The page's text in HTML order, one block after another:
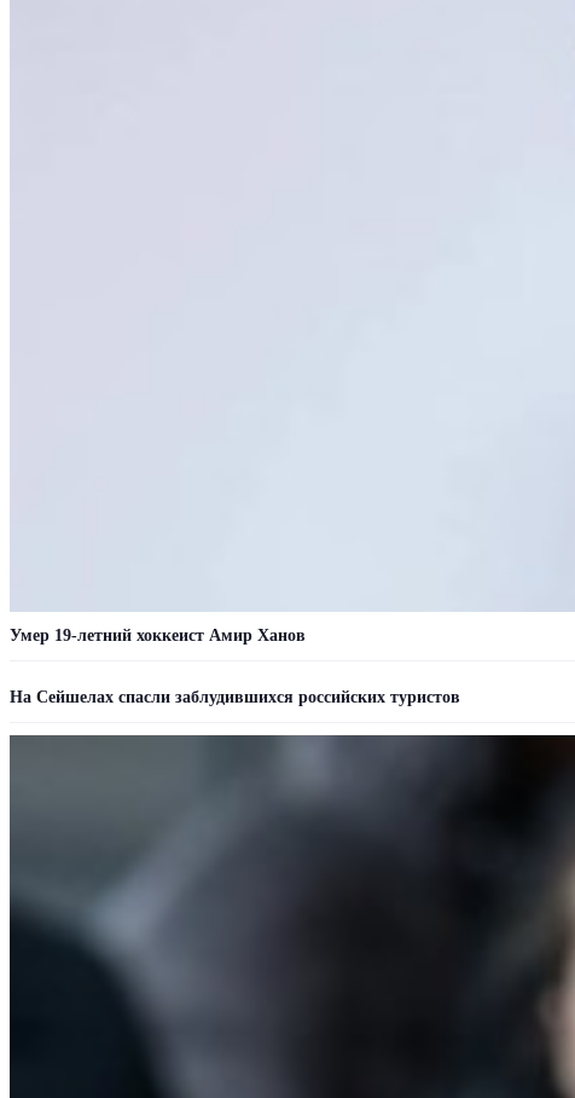
Умер 19-летний хоккеист Амир Ханов
На Сейшелах спасли заблудившихся российских туристов